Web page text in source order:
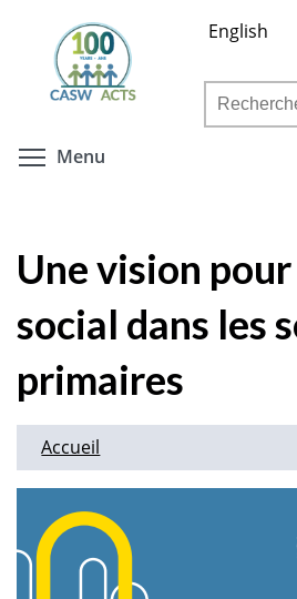
contenu
principal
English
Menu
Une vision
social dans les
primaires
Accueil